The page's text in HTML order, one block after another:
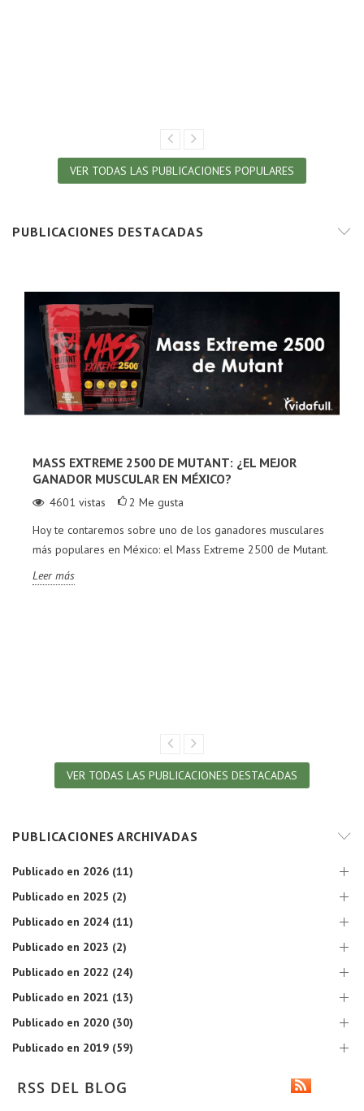
VER TODAS LAS PUBLICACIONES POPULARES
PUBLICACIONES DESTACADAS
MASS EXTREME 2500 DE MUTANT: ¿EL MEJOR
GANADOR MUSCULAR EN MÉXICO?
4601 vistas 2 Me gusta
Hoy te contaremos sobre uno de los ganadores musculares
más populares en México: el Mass Extreme 2500 de Mutant.
Leer más
VER TODAS LAS PUBLICACIONES DESTACADAS
PUBLICACIONES ARCHIVADAS
Publicado en 2026 (11)
Publicado en 2025 (2)
Publicado en 2024 (11)
Publicado en 2023 (2)
Publicado en 2022 (24)
Publicado en 2021 (13)
Publicado en 2020 (30)
Publicado en 2019 (59)
RSS DEL BLOG